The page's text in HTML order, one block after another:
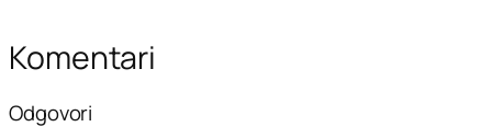
Komentari
Odgovori